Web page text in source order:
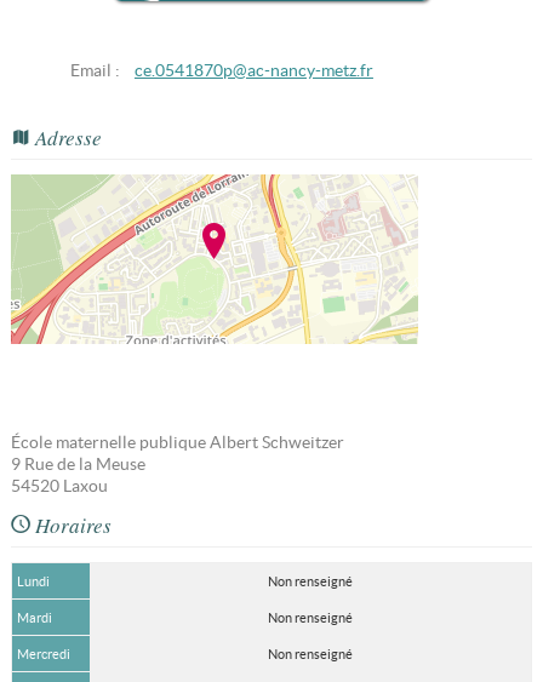
Email : ce.0541870p@ac-nancy-metz.fr
Adresse
École maternelle publique Albert Schweitzer
9 Rue de la Meuse
54520 Laxou
Horaires
Lundi Non renseigné
Mardi Non renseigné
Mercredi Non renseigné